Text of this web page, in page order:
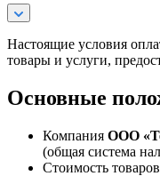
Настоящие условия
товары и услуги,
Основные
Компания ООО
(общая система
Стоимость